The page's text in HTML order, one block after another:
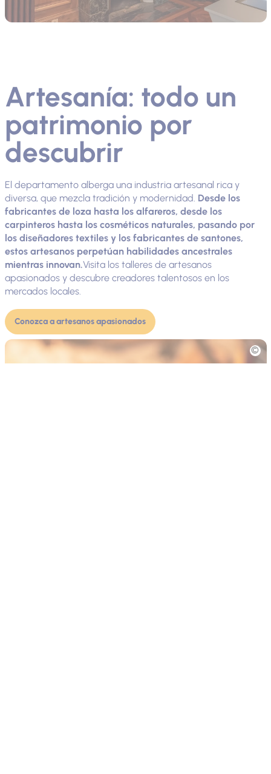
Artesanía: todo un
patrimonio por
descubrir
El departamento alberga una industria artesanal rica y
diversa, que mezcla tradición y modernidad. Desde los
fabricantes de loza hasta los alfareros, desde los
carpinteros hasta los cosméticos naturales, pasando por
los diseñadores textiles y los fabricantes de santones,
estos artesanos perpetúan habilidades ancestrales
mientras innovan.Visita los talleres de artesanos
apasionados y descubre creadores talentosos en los
mercados locales.
Conozca a artesanos apasionados
Fototeca